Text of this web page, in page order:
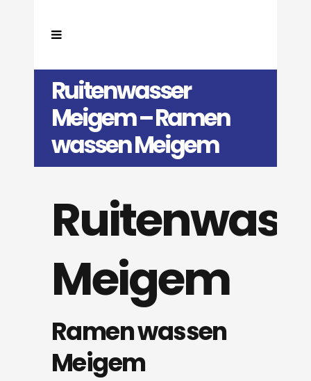
Ruitenwasser
Meigem – Ramen
wassen Meigem
Meigem
Ramen wassen
Meigem